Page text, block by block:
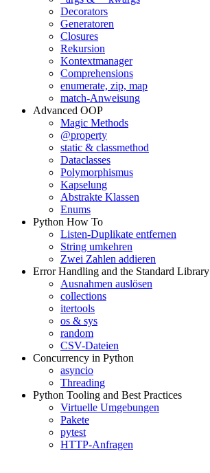
Decorators
Generatoren
Closures
Rekursion
Kontextmanager
Comprehensions
enumerate, zip, map
match-Anweisung
Advanced OOP
Magic Methods
@property
static & classmethod
Dataclasses
Polymorphismus
Kapselung
Abstrakte Klassen
Enums
Python How To
Listen-Duplikate entfernen
String umkehren
Zwei Zahlen addieren
Error Handling and the Standard Library
Ausnahmen auslösen
collections
itertools
os & sys
random
CSV-Dateien
Concurrency in Python
asyncio
Threading
Python Tooling and Best Practices
Virtuelle Umgebungen
Pakete
pytest
HTTP-Anfragen